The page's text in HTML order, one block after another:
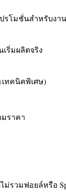
โมชั่นสำหรับงาน
ริ่มผลิตจริง
ทคนิคพิเศษ)
ราคา
รวมฟอยล์หรือ